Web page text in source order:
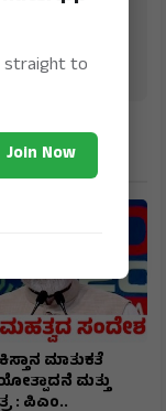
Crime,
Affairs. Latest
the World.
ಮಾತುಕತೆ
ಮತ್ತು
: ಪಿಎಂ..
straight to
Join Now